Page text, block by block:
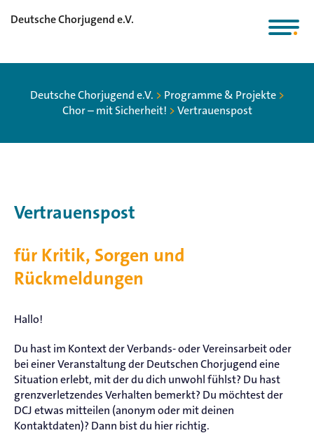
Deutsche Chorjugend e.V.
Deutsche Chorjugend e.V. > Programme & Projekte>
Chor – mit Sicherheit! >Vertrauenspost
Vertrauenspost
für Kritik, Sorgen und
Rückmeldungen
Hallo!
Du hast im Kontext der Verbands- oder Vereinsarbeit oder
bei einer Veranstaltung der Deutschen Chorjugend eine
Situation erlebt, mit der du dich unwohl fühlst? Du hast
grenzverletzendes Verhalten bemerkt? Du möchtest der
DCJ etwas mitteilen (anonym oder mit deinen
Kontaktdaten)? Dann bist du hier richtig.